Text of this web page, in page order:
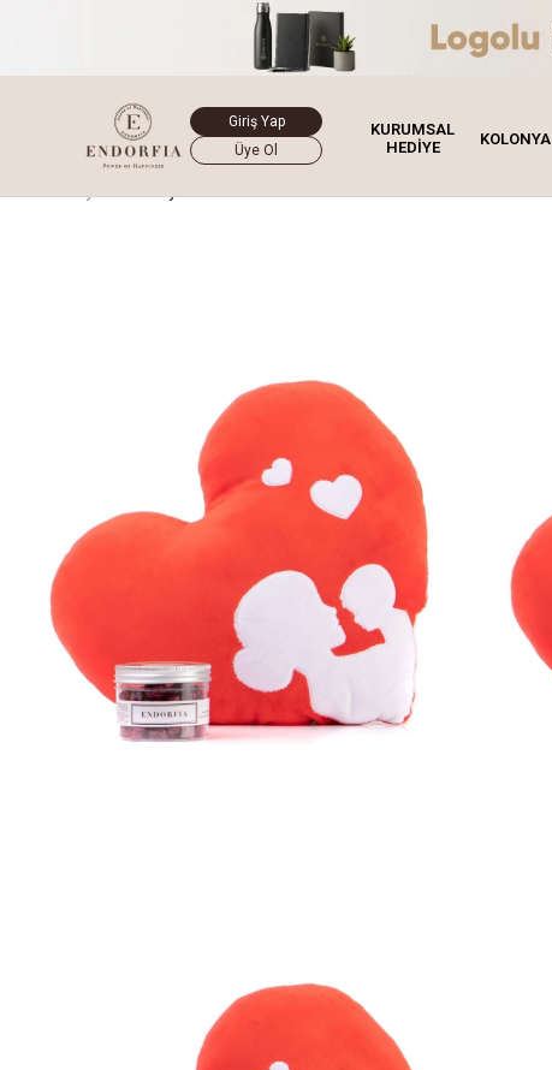
Giriş Yap
Üye Ol
KURUMSAL
HEDİYE
KOLONYA